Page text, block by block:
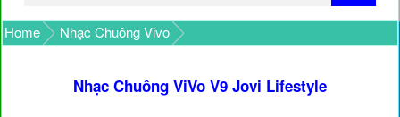
Home Nhạc Chuông Vivo
Nhạc Chuông ViVo V9 Jovi Lifestyle